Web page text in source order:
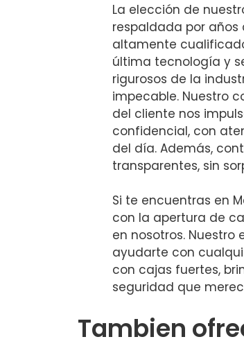
La elección de
respaldada por años
altamente
última tecnología y
rigurosos de la
impecable. Nuestro
del cliente nos
confidencial, con
del día. Además,
transparentes, sin
Si te encuentras en
con la apertura de
en nosotros.
ayudarte con
con cajas fuertes,
seguridad que
Tambien